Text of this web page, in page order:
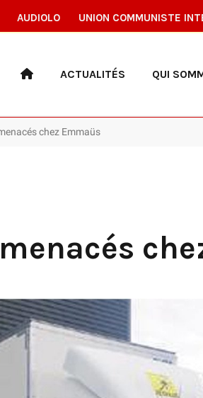
AUDIOLO UNION COMMUNISTE
ACTUALITÉS QUI
chez Emmaüs